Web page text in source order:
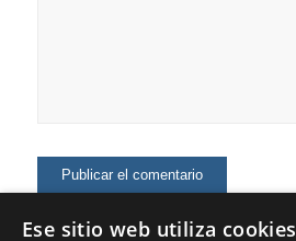
Ese sitio web utiliza cookies